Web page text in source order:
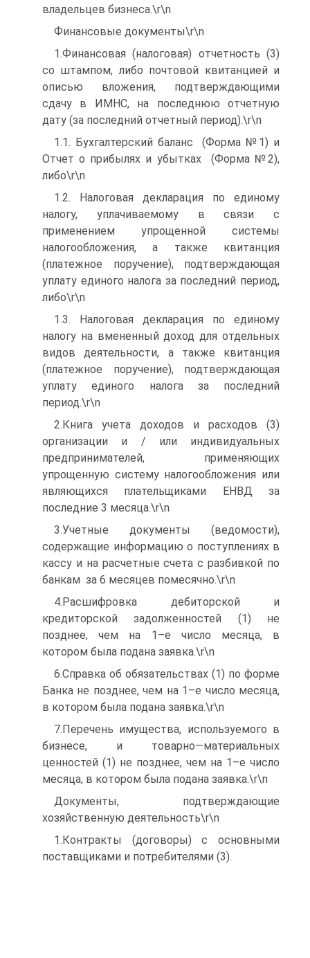
владельцев бизнеса.\r\n
Финансовые документы\r\n
1.Финансовая (налоговая) отчетность (3)
со штампом, либо почтовой квитанцией и
описью вложения, подтверждающими
сдачу в ИМНС, на последнюю отчетную
дату (за последний отчетный период).\r\n
1.1. Бухгалтерский баланс (Форма №1) и
Отчет о прибылях и убытках (Форма №2),
либо\r\n
1.2. Налоговая декларация по единому
налогу, уплачиваемому в связи с
применением упрощенной системы
налогообложения, а также квитанция
(платежное поручение), подтверждающая
уплату единого налога за последний период,
либо\r\n
1.3. Налоговая декларация по единому
налогу на вмененный доход для отдельных
видов деятельности, а также квитанция
(платежное поручение), подтверждающая
уплату единого налога за последний
период.\r\n
2.Книга учета доходов и расходов (3)
организации и / или индивидуальных
предпринимателей, применяющих
упрощенную систему налогообложения или
являющихся плательщиками ЕНВД за
последние 3 месяца.\r\n
3.Учетные документы (ведомости),
содержащие информацию о поступлениях в
кассу и на расчетные счета с разбивкой по
банкам за 6 месяцев помесячно.\r\n
4.Расшифровка дебиторской и
кредиторской задолженностей (1) не
позднее, чем на 1–е число месяца, в
котором была подана заявка.\r\n
6.Справка об обязательствах (1) по форме
Банка не позднее, чем на 1–е число месяца,
в котором была подана заявка.\r\n
7.Перечень имущества, используемого в
бизнесе, и товарно—материальных
ценностей (1) не позднее, чем на 1–е число
месяца, в котором была подана заявка.\r\n
Документы, подтверждающие
хозяйственную деятельность\r\n
1.Контракты (договоры) с основными
поставщиками и потребителями (3).